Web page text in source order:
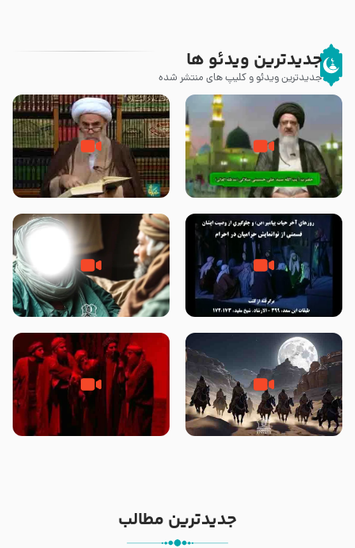
جدیدترین ویدئو ها
جدیدترین ویدئو و کلیپ های منتشر شده
آیا پیامبر اکرم صلی الله علیه وآله
بدون وصیت از دنیا رفته ‌اند؟ – آیت
صحیح بخاری و قتل رسول‌ خدا
{صلی ‌الله علیه‌ وآله} – آیت الله
روزهای آخر حیات پیامبر اکرم صلی
الله علیه و آله – قسمتی از
وصیتی که نوشته نشد (حدیث
قرطاس)
‌‌‌‌‌‌‌داستان ترور نافرجام رسول خدا
صلی الله علیه و آله – شهادت
قسمتی از نوا نمایش بیرق ماندگار
بیان توطئه های منافقین پیش از
جدیدترین مطالب